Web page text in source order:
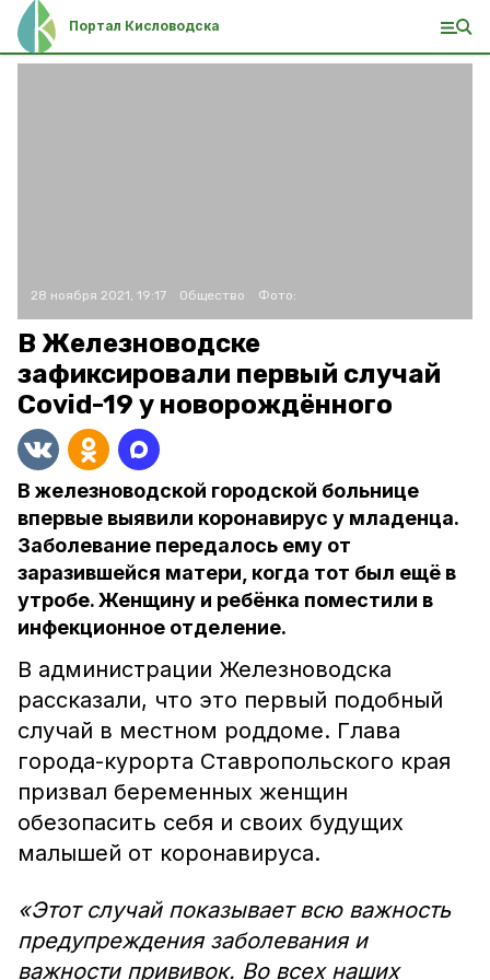
Портал Кисловодска
28 ноября 2021, 19:17 Общество Фото:
В Железноводске
зафиксировали первый случай
Covid-19 у новорождённого
В железноводской городской больнице
впервые выявили коронавирус у младенца.
Заболевание передалось ему от
заразившейся матери, когда тот был ещё в
утробе. Женщину и ребёнка поместили в
инфекционное отделение.
В администрации Железноводска
рассказали, что это первый подобный
случай в местном роддоме. Глава
города-курорта Ставропольского края
призвал беременных женщин
обезопасить себя и своих будущих
малышей от коронавируса.
«Этот случай показывает всю важность
предупреждения заболевания и
важности прививок. Во всех наших